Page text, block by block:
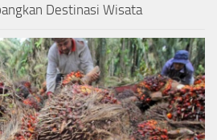
Destinasi Wisata